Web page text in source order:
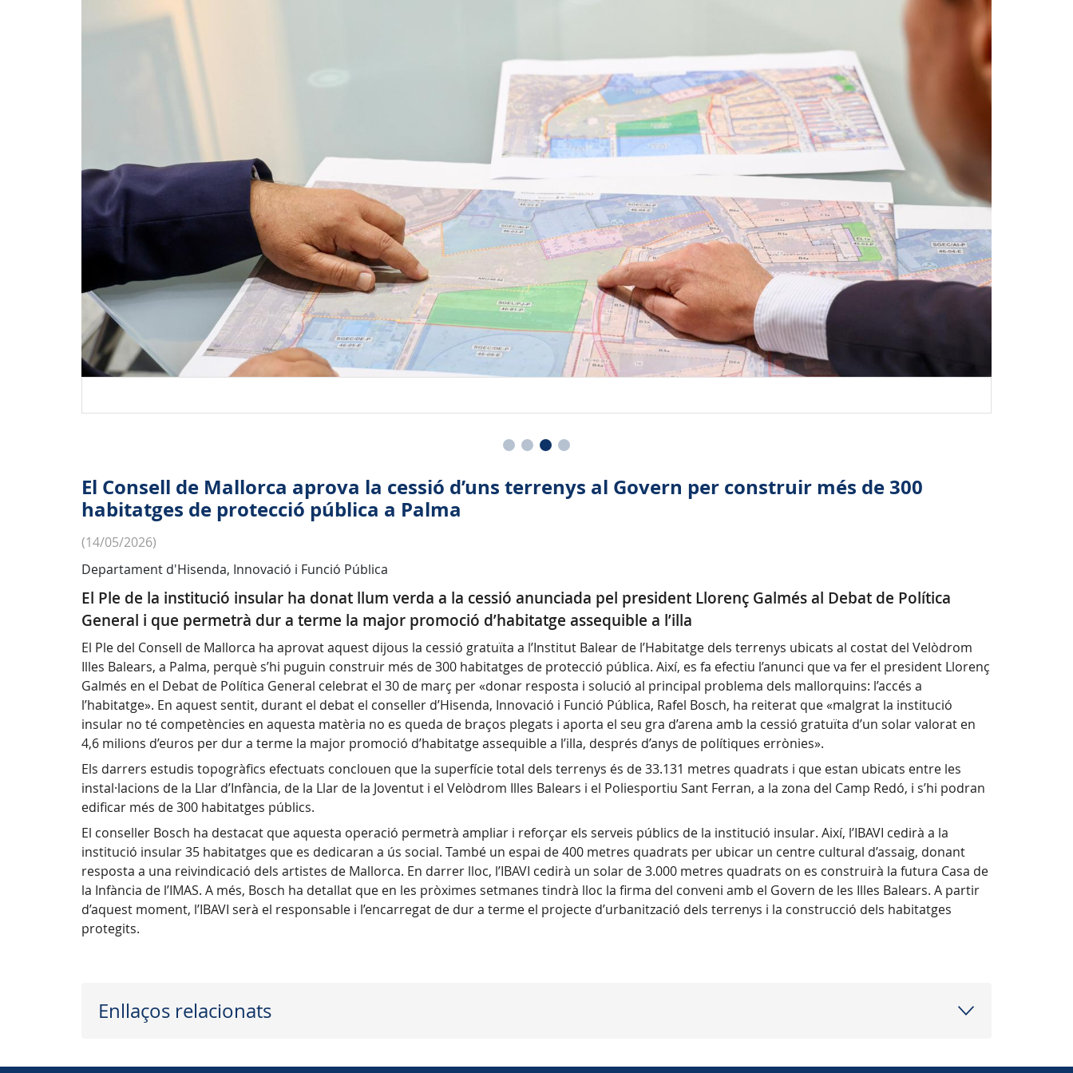
El Consell de Mallorca aprova la cessió d’uns terrenys al Govern per construir més de 300
habitatges de protecció pública a Palma
(14/05/2026)
Departament d'Hisenda, Innovació i Funció Pública
El Ple de la institució insular ha donat llum verda a la cessió anunciada pel president Llorenç Galmés al Debat de Política
General i que permetrà dur a terme la major promoció d’habitatge assequible a l’illa
El Ple del Consell de Mallorca ha aprovat aquest dijous la cessió gratuïta a l’Institut Balear de l’Habitatge dels terrenys ubicats al costat del Velòdrom
Illes Balears, a Palma, perquè s’hi puguin construir més de 300 habitatges de protecció pública. Així, es fa efectiu l’anunci que va fer el president Llorenç
Galmés en el Debat de Política General celebrat el 30 de març per «donar resposta i solució al principal problema dels mallorquins: l’accés a
l’habitatge». En aquest sentit, durant el debat el conseller d’Hisenda, Innovació i Funció Pública, Rafel Bosch, ha reiterat que «malgrat la institució
insular no té competències en aquesta matèria no es queda de braços plegats i aporta el seu gra d’arena amb la cessió gratuïta d’un solar valorat en
4,6 milions d’euros per dur a terme la major promoció d’habitatge assequible a l’illa, després d’anys de polítiques errònies».
Els darrers estudis topogràfics efectuats conclouen que la superfície total dels terrenys és de 33.131 metres quadrats i que estan ubicats entre les
instal·lacions de la Llar d’Infància, de la Llar de la Joventut i el Velòdrom Illes Balears i el Poliesportiu Sant Ferran, a la zona del Camp Redó, i s’hi podran
edificar més de 300 habitatges públics.
El conseller Bosch ha destacat que aquesta operació permetrà ampliar i reforçar els serveis públics de la institució insular. Així, l’IBAVI cedirà a la
institució insular 35 habitatges que es dedicaran a ús social. També un espai de 400 metres quadrats per ubicar un centre cultural d’assaig, donant
resposta a una reivindicació dels artistes de Mallorca. En darrer lloc, l’IBAVI cedirà un solar de 3.000 metres quadrats on es construirà la futura Casa de
la Infància de l’IMAS. A més, Bosch ha detallat que en les pròximes setmanes tindrà lloc la firma del conveni amb el Govern de les Illes Balears. A partir
d’aquest moment, l’IBAVI serà el responsable i l’encarregat de dur a terme el projecte d’urbanització dels terrenys i la construcció dels habitatges
protegits.
Enllaços relacionats